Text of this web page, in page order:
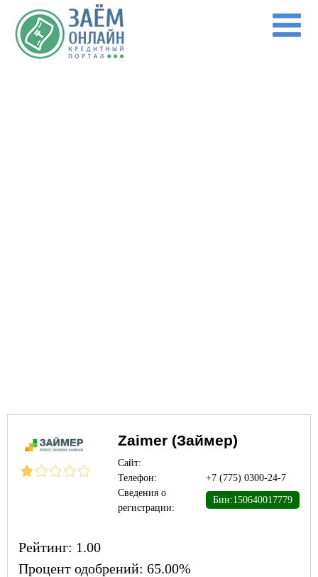
Перейти к основному содержанию
Zaimer (Займер)
Сайт:
Телефон:
+7 (775) 0300-24-7
Сведения о
регистрации:
Бин:150640017779
Рейтинг: 1.00
Процент одобрений: 65.00%